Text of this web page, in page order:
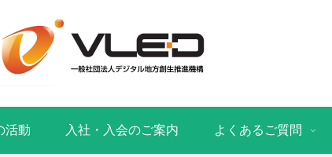
活動 入社・入会のご案内 よくあるご質問